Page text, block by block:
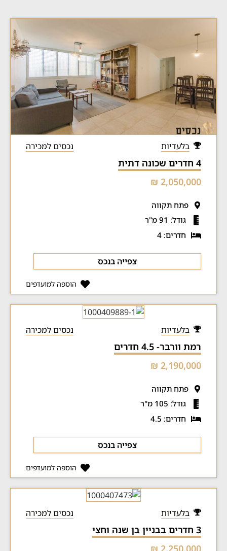
בלעדיות נכסים למכירה
4 חדרים שכונה דתית
2,050,000 ₪
פתח תקווה
גודל: 91 מ"ר
חדרים: 4
צפייה בנכס
הוספה למועדפים
בלעדיות נכסים למכירה
רמת וורבר- 4.5 חדרים
2,190,000 ₪
פתח תקווה
גודל: 105 מ"ר
חדרים: 4.5
צפייה בנכס
הוספה למועדפים
בלעדיות נכסים למכירה
3 חדרים בבניין בן שנה וחצי